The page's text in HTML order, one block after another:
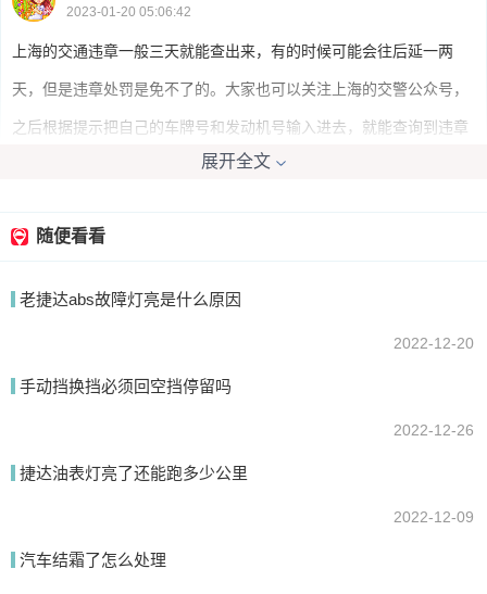
2023-01-20 05:06:42
上海的交通违章一般三天就能查出来，有的时候可能会往后延一两
天，但是违章处罚是免不了的。大家也可以关注上海的交警公众号，
之后根据提示把自己的车牌号和发动机号输入进去，就能查询到违章
我要回答
提交
展开全文
随便看看
老捷达abs故障灯亮是什么原因
2022-12-20
手动挡换挡必须回空挡停留吗
2022-12-26
捷达油表灯亮了还能跑多少公里
2022-12-09
汽车结霜了怎么处理